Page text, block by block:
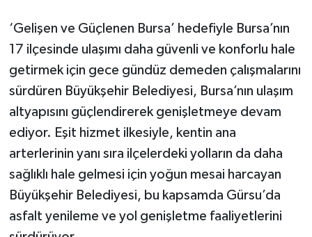
‘Gelişen ve Güçlenen Bursa’ hedefiyle Bursa’nın
17 ilçesinde ulaşımı daha güvenli ve konforlu hale
getirmek için gece gündüz demeden çalışmalarını
sürdüren Büyükşehir Belediyesi, Bursa’nın ulaşım
altyapısını güçlendirerek genişletmeye devam
ediyor. Eşit hizmet ilkesiyle, kentin ana
arterlerinin yanı sıra ilçelerdeki yolların da daha
sağlıklı hale gelmesi için yoğun mesai harcayan
Büyükşehir Belediyesi, bu kapsamda Gürsu’da
asfalt yenileme ve yol genişletme faaliyetlerini